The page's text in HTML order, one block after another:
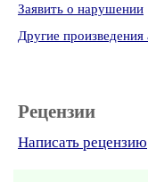
Заявить о нарушении
Другие
Рецензии
Написать рецензию